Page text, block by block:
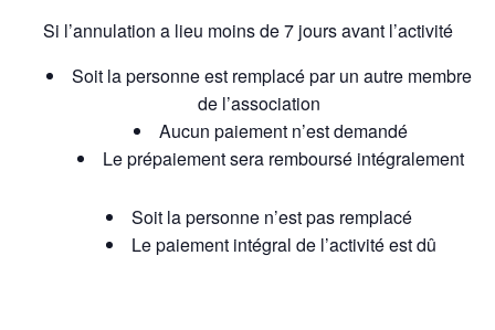
Si l’annulation a lieu moins de 7 jours avant l’activité
Soit la personne est remplacé par un autre membre
de l’association
Aucun paiement n’est demandé
Le prépaiement sera remboursé intégralement
Soit la personne n’est pas remplacé
Le paiement intégral de l’activité est dû